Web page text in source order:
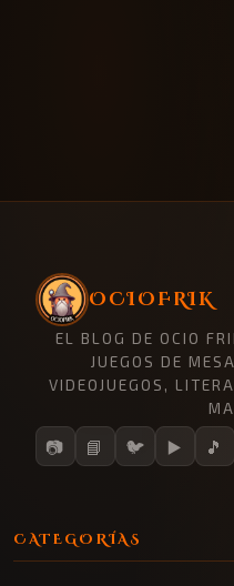
OCIOFRIK
EL BLOG DE OCIO
JUEGOS DE
VIDEOJUEGOS,
📷 📘 🐦 ▶️ 🎵
CATEGORÍAS